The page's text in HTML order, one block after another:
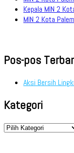
Kepala MIN 2
MIN 2 Kota
Pos-pos
Aksi Bersih
Kategori
Kategori